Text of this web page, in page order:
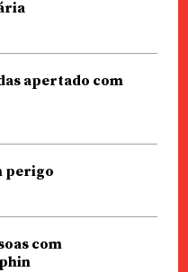
apertado com
perigo
com